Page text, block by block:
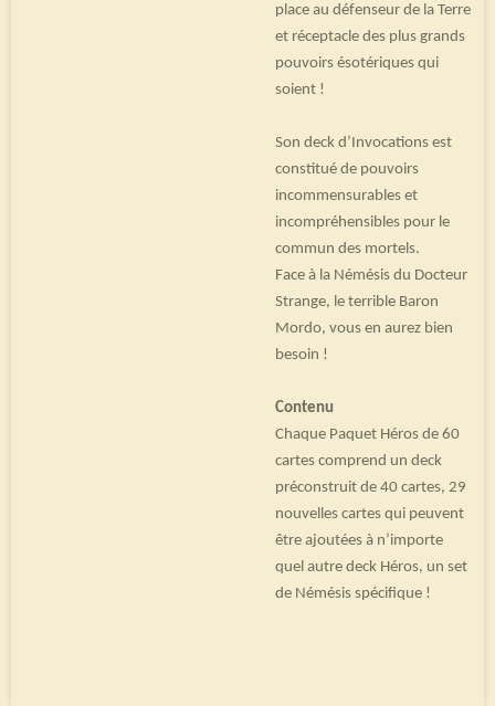
place au défenseur de la Terre
et réceptacle des plus grands
pouvoirs ésotériques qui
soient !
Son deck d’Invocations est
constitué de pouvoirs
incommensurables et
incompréhensibles pour le
commun des mortels.
Face à la Némésis du Docteur
Strange, le terrible Baron
Mordo, vous en aurez bien
besoin !
Contenu
Chaque Paquet Héros de 60
cartes comprend un deck
préconstruit de 40 cartes, 29
nouvelles cartes qui peuvent
être ajoutées à n’importe
quel autre deck Héros, un set
de Némésis spécifique !